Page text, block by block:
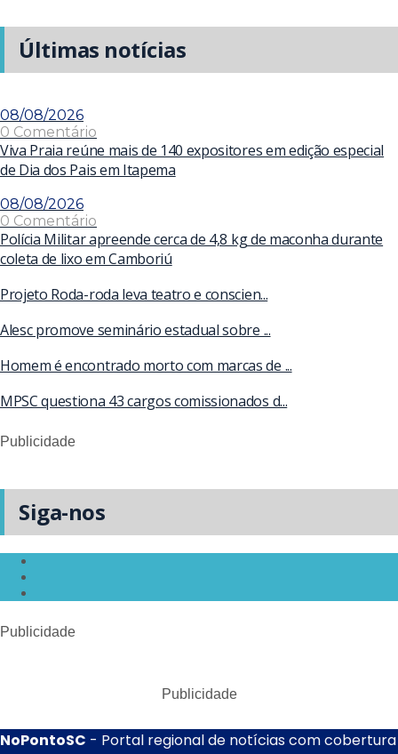
Últimas notícias
08/08/2026
0 Comentário
Viva Praia reúne mais de 140 expositores em edição especial
de Dia dos Pais em Itapema
08/08/2026
0 Comentário
Polícia Militar apreende cerca de 4,8 kg de maconha durante
coleta de lixo em Camboriú
Projeto Roda-roda leva teatro e conscien...
Alesc promove seminário estadual sobre ...
Homem é encontrado morto com marcas de ...
MPSC questiona 43 cargos comissionados d...
Publicidade
Siga-nos
Publicidade
Publicidade
NoPontoSC - Portal regional de notícias com cobertura